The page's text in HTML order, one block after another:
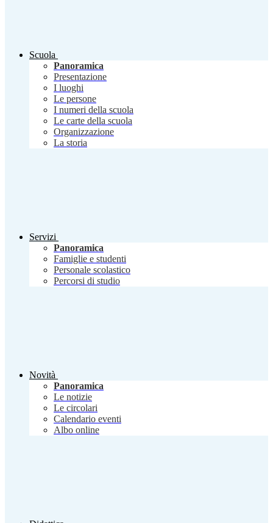
Scuola
Panoramica
Presentazione
I luoghi
Le persone
I numeri della scuola
Le carte della scuola
Organizzazione
La storia
Servizi
Panoramica
Famiglie e studenti
Personale scolastico
Percorsi di studio
Novità
Panoramica
Le notizie
Le circolari
Calendario eventi
Albo online